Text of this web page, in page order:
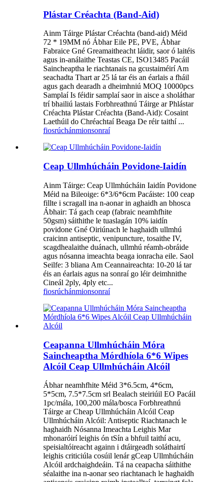
Plástar Créachta (Band-Aid)
Ainm Táirge Plástar Créachta (band-aid) Méid
72 * 19MM nó Ábhar Eile PE, PVE, Ábhar
Fabraice Gné Greamaitheacht láidir, saor ó laitéis
agus in-análaithe Teastas CE, ISO13485 Pacáil
Saincheaptha le riachtanais na gcustaiméirí Am
seachadta Thart ar 25 lá tar éis an éarlais a fháil
agus gach dearadh a dheimhniú MOQ 10000pcs
Samplaí Is féidir samplaí saor in aisce a sholáthar
trí bhailiú lastais Forbhreathnú Táirge ar Phlástar
Créachta Plástar Créachta (Band-Aid): Cosaint
Laethúil do Chréachtaí Beaga De réir taithí ...
fiosrúchánmionsonraí
Ceap Ullmhúcháin Povidone-Iaidín
Ainm Táirge: Ceap Ullmhúcháin Iaidín Povidone
Méid na Bileoige: 6*3/6*6cm Pacáiste: 100 ceap
fillte i scragall ina n-aonar in aghaidh an bhosca
Ábhair: Tá gach ceap (fabraic neamhfhite
50gsm) sáithithe le tuaslagán 10% iaidín
povidone Gné Oiriúnach le haghaidh ullmhú
craicinn antiseptic, venipuncture, tosaithe IV,
scagdhealaithe duánach, ullmhú réamh-obráide
agus nósanna imeachta beaga ionracha eile. Saol
Seilfe: 3 bliana Am Ceannaireachta: 10-20 lá tar
éis an éarlais agus na sonraí go léir deimhnithe
Cineál 2ply, 4ply etc...
fiosrúchánmionsonraí
Ceapanna Ullmhúcháin Móra
Saincheaptha Mórdhíola 6*6 Wipes
Alcóil Ceap Ullmhúcháin Alcóil
Ábhar neamhfhite Méid 3*6.5cm, 4*6cm,
5*5cm, 7.5*7.5cm srl Bealach steiriúil EO Pacáil
1pc/mála, 100,200 mála/bosca Forbhreathnú
Táirge ar Cheap Ullmhúcháin Alcóil Ceap
Ullmhúcháin Alcóil: Antiseptic Riachtanach le
haghaidh Nósanna Imeachta Leighis Mar
mhonaróirí leighis ón tSín a bhfuil taithí acu,
speisialtóireacht againn i dtáirgeadh soláthairtí
leighis criticiúla cosúil lenár gCeap Ullmhúcháin
Alcóil ardchaighdeáin. Tá na ceapacha sáithithe
séalaithe ina n-aonar seo riachtanach le haghaidh